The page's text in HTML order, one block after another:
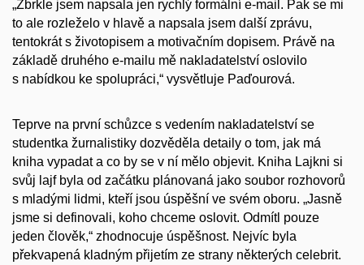
„Zbrkle jsem napsala jen rychlý formální e-mail. Pak se mi
to ale rozleželo v hlavě a napsala jsem další zprávu,
tentokrát s životopisem a motivačním dopisem. Právě na
základě druhého e-mailu mě nakladatelství oslovilo
s nabídkou ke spolupráci,“ vysvětluje Paďourová.
Teprve na první schůzce s vedením nakladatelství se
studentka žurnalistiky dozvěděla detaily o tom, jak má
kniha vypadat a co by se v ní mělo objevit. Kniha Lajkni si
svůj lajf byla od začátku plánovaná jako soubor rozhovorů
s mladými lidmi, kteří jsou úspěšní ve svém oboru. „Jasně
jsme si definovali, koho chceme oslovit. Odmítl pouze
jeden člověk,“ zhodnocuje úspěšnost. Nejvíc byla
překvapená kladným přijetím ze strany některých celebrit.